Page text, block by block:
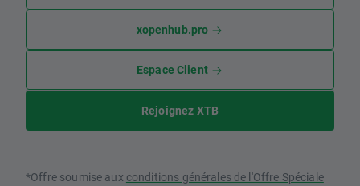
xopenhub.pro
Espace Client
Rejoignez XTB
*Offre soumise aux conditions générales de l'Offre Spéciale